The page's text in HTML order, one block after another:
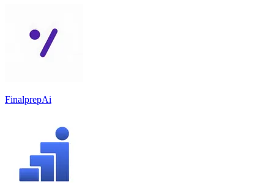
FinalprepAi